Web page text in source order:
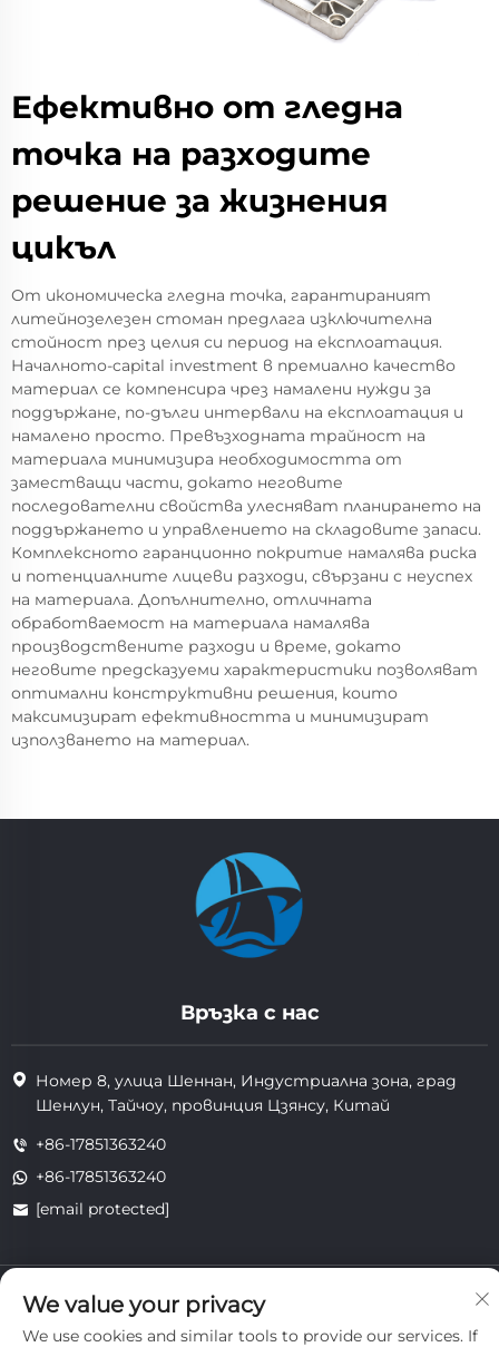
Ефективно от гледна
точка на разходите
решение за жизнения
цикъл
От икономическа гледна точка, гарантираният
литейнозелезен стоман предлага изключителна
стойност през целия си период на експлоатация.
Началното-capital investment в премиално качество
материал се компенсира чрез намалени нужди за
поддържане, по-дълги интервали на експлоатация и
намалено просто. Превъзходната трайност на
материала минимизира необходимостта от
заместващи части, докато неговите
последователни свойства улесняват планирането на
поддържането и управлението на складовите запаси.
Комплексното гаранционно покритие намалява риска
и потенциалните лицеви разходи, свързани с неуспех
на материала. Допълнително, отличната
обработваемост на материала намалява
производствените разходи и време, докато
неговите предсказуеми характеристики позволяват
оптимални конструктивни решения, които
максимизират ефективността и минимизират
използването на материал.
Връзка с нас
Номер 8, улица Шеннан, Индустриална зона, град
Шенлун, Тайчоу, провинция Цзянсу, Китай
+86-17851363240
+86-17851363240
[email protected]
Всички права запазени. Copyright © 2025 Jiangsu Tongzhou
Heat Resistant Technology Co., Ltd.
поверителност
We value your privacy
We use cookies and similar tools to provide our services. If